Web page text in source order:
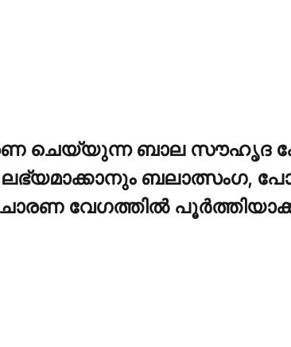
ചെയ്യുന്ന ബാല സൗഹൃദ
ബലാത്സംഗ,
വേഗത്തില്‍